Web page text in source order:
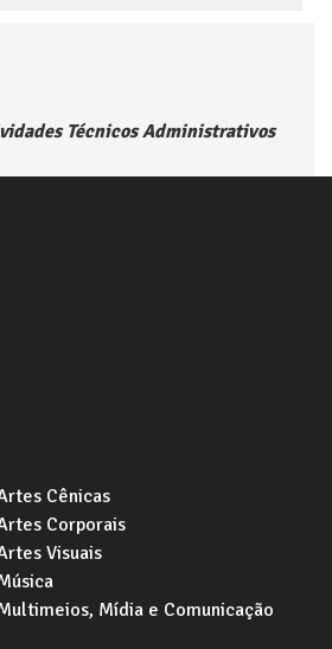
Técnicos Administrativos
Cênicas
Corporais
Visuais
Mídia e Comunicação